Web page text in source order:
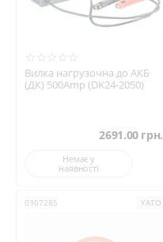
Вилка нагрузочна до АКБ
(ДК) 500Amp (DK24-2050)
2691.00 грн.
Немає у
наявності
0307285 YATO